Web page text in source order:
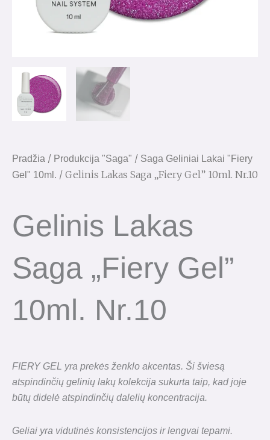
Pradžia / Produkcija "Saga" / Saga Geliniai Lakai "Fiery
Gel" 10ml. / Gelinis Lakas Saga „Fiery Gel” 10ml. Nr.10
Gelinis Lakas
Saga „Fiery Gel”
10ml. Nr.10
FIERY GEL yra prekės ženklo akcentas. Ši šviesą
atspindinčių gelinių lakų kolekcija sukurta taip, kad joje
būtų didelė atspindinčių dalelių koncentracija.
Geliai yra vidutinės konsistencijos ir lengvai tepami.